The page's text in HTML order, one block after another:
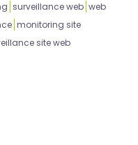
surveillance web web
monitoring site
site web